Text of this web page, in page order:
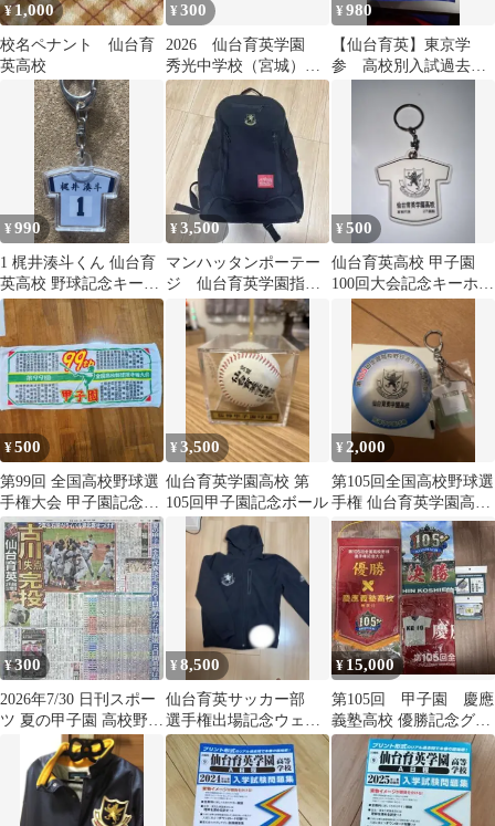
¥1,000
校名ペナント 仙台育
英高校
¥300
2026 仙台育英学園
秀光中学校（宮城）
入試問題未使用 過去
問
¥980
【仙台育英】東京学
参 高校別入試過去問
学園高等学校 2024
¥990
1 梶井湊斗くん 仙台育
英高校 野球記念キーホ
ルダー
¥3,500
マンハッタンポーテー
ジ 仙台育英学園指定
リュック 中古品
¥500
仙台育英高校 甲子園
100回大会記念キーホル
ダー
¥500
第99回 全国高校野球選
手権大会 甲子園記念タ
オル
¥3,500
仙台育英学園高校 第
105回甲子園記念ボール
¥ 2,000
第105回全国高校野球選
手権 仙台育英学園高校
キーホルダー
¥300
2026年7/30 日刊スポー
ツ 夏の甲子園 高校野球
全49代表決定 仙台育英
¥8,500
仙台育英サッカー部
選手権出場記念ウェ
ア 個人番号付き
¥15,000
第105回 甲子園 慶應
義塾高校 優勝記念グッ
ズセット